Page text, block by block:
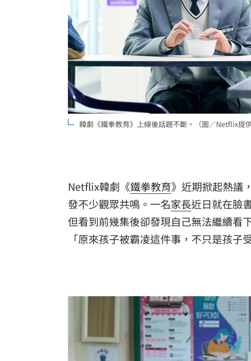
市場到酒場料理！可果美蕃茄醬創無限可能
父親節送會拉筋的按摩椅 爸爸「筋歡喜」
油品食安事件引關注 挑選保健食品要注意
罕病博士彭士齊 輪椅上的生命覺醒！ 11:00
酷澎「爸氣父親節」國際官方品牌齊聚 11:00
韓劇《鐵拳教育》上線後話題不斷。（圖／Netflix提供
Netflix韓劇《鐵拳教育》近期掀起熱議
發不少觀眾共鳴。一名家長近日就在臉
但看到前幾集後卻發現自己無法繼續看
「原來孩子被霸凌這件事，不只是孩子